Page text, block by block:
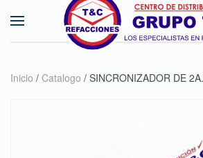
Skip to main content
Inicio / Catalogo / SINCRONIZADOR DE